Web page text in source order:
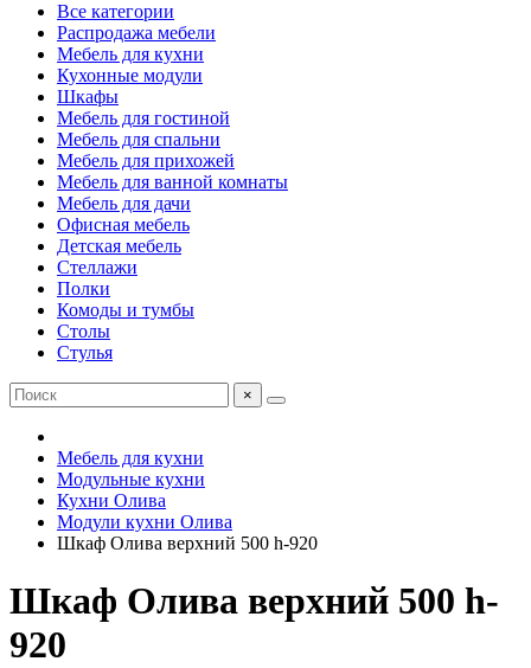
Все категории
Распродажа мебели
Мебель для кухни
Кухонные модули
Шкафы
Мебель для гостиной
Мебель для спальни
Мебель для прихожей
Мебель для ванной комнаты
Мебель для дачи
Офисная мебель
Детская мебель
Стеллажи
Полки
Комоды и тумбы
Столы
Стулья
×
Мебель для кухни
Модульные кухни
Кухни Олива
Модули кухни Олива
Шкаф Олива верхний 500 h-920
Шкаф Олива верхний 500 h-
920